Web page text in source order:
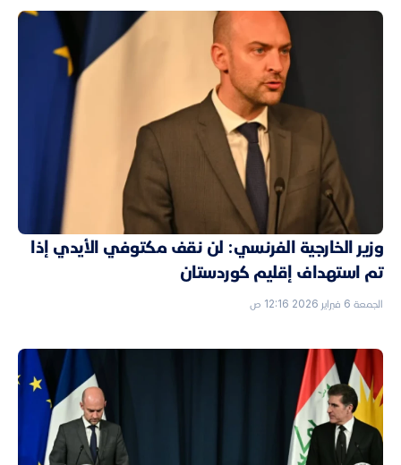
وزير الخارجية الفرنسي: لن نقف مكتوفي الأيدي إذا
تم استهداف إقليم كوردستان
الجمعة 6 فبراير 2026 12:16 ص